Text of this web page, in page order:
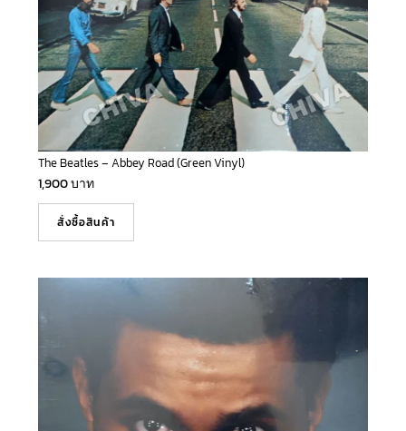
The Beatles – Abbey Road (Green Vinyl)
1,900บาท
สั่งซื้อสินค้า